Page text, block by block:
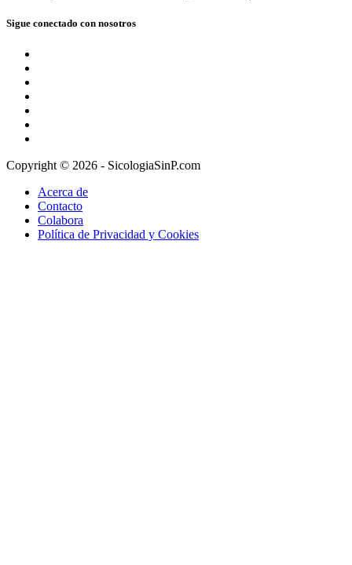
Sigue conectado con nosotros
Copyright © 2026 - SicologiaSinP.com
Acerca de
Contacto
Colabora
Política de Privacidad y Cookies